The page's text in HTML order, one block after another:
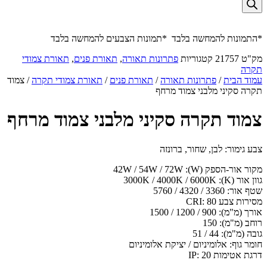
*התמונות להמחשה בלבד *תמונות הצבעים להמחשה בלבד
מק"ט 21757 קטגוריות פתרונות תאורה, תאורת פנים, תאורת צמודי
תקרה
עמוד הבית/ פתרונות תאורה/ תאורת פנים / תאורת צמודי תקרה/ צמוד
תקרה סקיני מלבני צמוד מרחף
צמוד תקרה סקיני מלבני צמוד מרחף
צבע גימור: לבן, שחור, ברונזה
מקור אור-הספק (W):
42W / 54W / 72W
גוון אור (K):
3000K / 4000K / 6000K
שטף אור: 3360 / 4320 / 5760
מסירות צבע CRI: 80
אורך (מ"מ): 900 / 1200 / 1500
רוחב (מ"מ): 150
גובה (מ"מ): 44 / 51
חומר גוף: אלומיניום / יציקת אלומיניום
דרגת אטימות IP: 20